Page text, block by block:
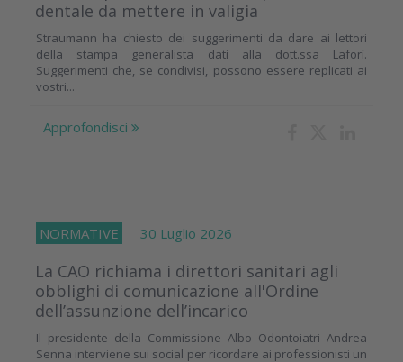
dentale da mettere in valigia
Straumann ha chiesto dei suggerimenti da dare ai lettori
della stampa generalista dati alla dott.ssa Laforì.
Suggerimenti che, se condivisi, possono essere replicati ai
vostri...
Approfondisci
NORMATIVE 30 Luglio 2026
La CAO richiama i direttori sanitari agli
obblighi di comunicazione all'Ordine
dell’assunzione dell’incarico
Il presidente della Commissione Albo Odontoiatri Andrea
Senna interviene sui social per ricordare ai professionisti un